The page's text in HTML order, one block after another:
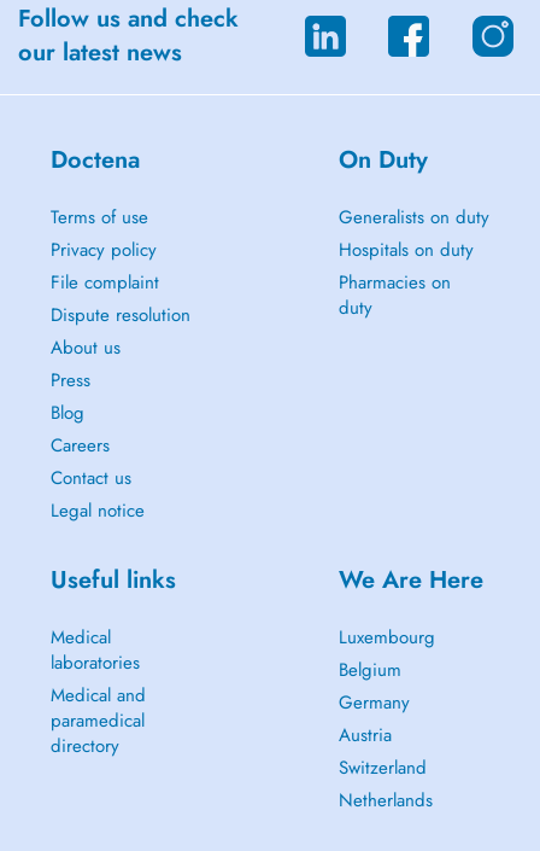
Follow us and check
our latest news
Doctena
Terms of use
Privacy policy
File complaint
Dispute resolution
About us
Press
Blog
Careers
Contact us
Legal notice
On Duty
Generalists on duty
Hospitals on duty
Pharmacies on
duty
Useful links
Medical
laboratories
Medical and
paramedical
directory
We Are Here
Luxembourg
Belgium
Germany
Austria
Switzerland
Netherlands